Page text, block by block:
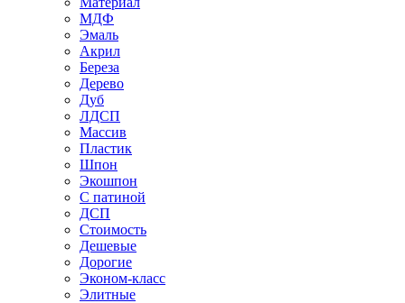
МДФ
Эмаль
Акрил
Береза
Дерево
Дуб
ЛДСП
Массив
Пластик
Шпон
Экошпон
С патиной
ДСП
Стоимость
Дешевые
Дорогие
Эконом-класс
Элитные